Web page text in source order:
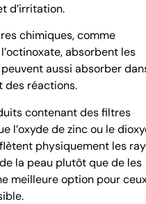
d’irritation.
chimiques, comme
absorbent les
aussi absorber
des réactions.
contenant des filtres
l’oxyde de zinc ou le
physiquement les
la peau plutôt que de les
meilleure option pour